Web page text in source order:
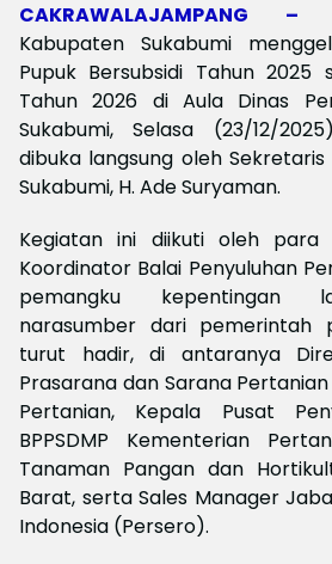
CAKRAWALAJAMPANG –
Kabupaten Sukabumi
Pupuk Bersubsidi Tahun 2025
Tahun 2026 di Aula Dinas
Sukabumi, Selasa (23/12/
dibuka langsung oleh
Sukabumi, H. Ade Suryaman.
Kegiatan ini diikuti oleh para
Koordinator Balai Penyuluhan
pemangku kepentingan
narasumber dari pemerintah
turut hadir, di antaranya
Prasarana dan Sarana
Pertanian, Kepala Pusat
BPPSDMP Kementerian
Tanaman Pangan dan
Barat, serta Sales Manager
Indonesia (Persero).